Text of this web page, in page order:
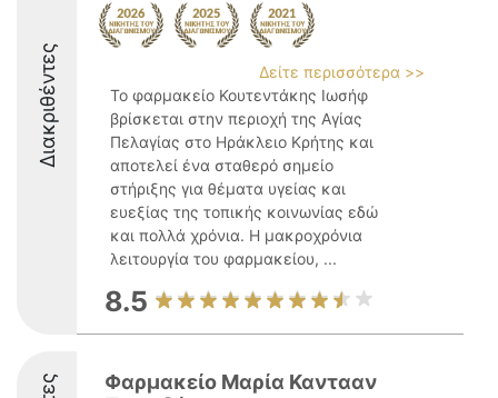
Διακριθέντες
Δείτε περισσότερα >>
Το φαρμακείο Κουτεντάκης Ιωσήφ
βρίσκεται στην περιοχή της Αγίας
Πελαγίας στο Ηράκλειο Κρήτης και
αποτελεί ένα σταθερό σημείο
στήριξης για θέματα υγείας και
ευεξίας της τοπικής κοινωνίας εδώ
και πολλά χρόνια. Η μακροχρόνια
λειτουργία του φαρμακείου, ...
8.5
Φαρμακείο Μαρία Καντααν